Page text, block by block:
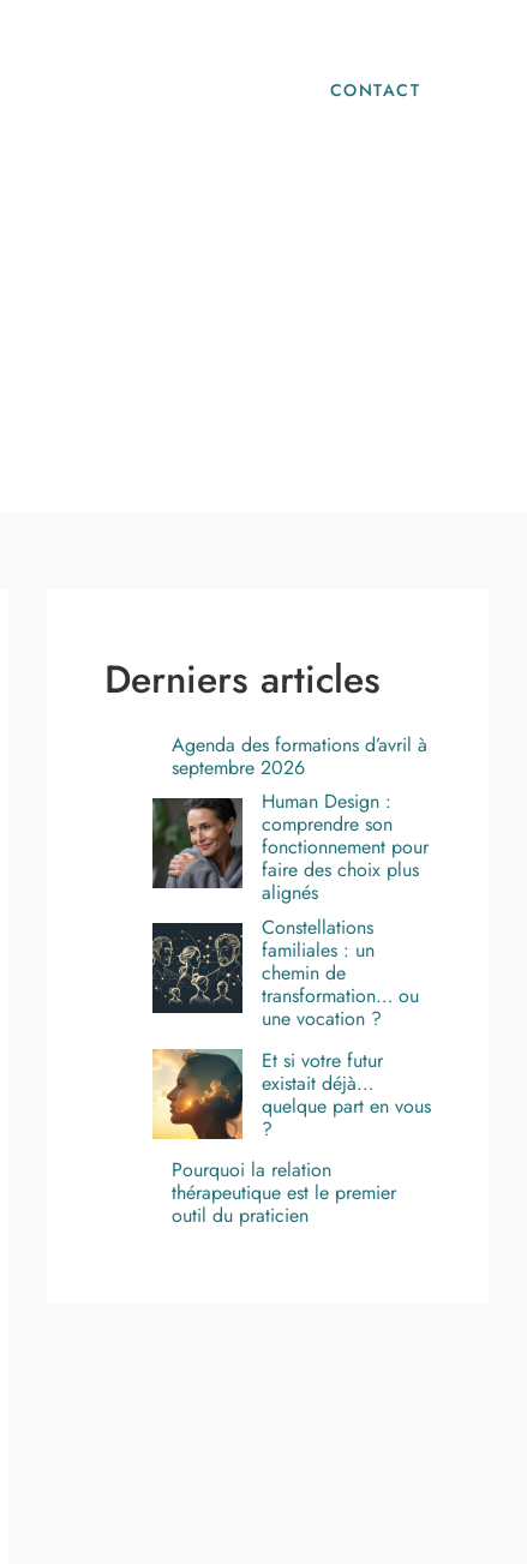
CONTACT
Derniers articles
Agenda des formations d’avril à
septembre 2026
Human Design :
comprendre son
fonctionnement pour
faire des choix plus
alignés
Constellations
familiales : un
chemin de
transformation… ou
une vocation ?
Et si votre futur
existait déjà…
quelque part en vous
?
Pourquoi la relation
thérapeutique est le premier
outil du praticien